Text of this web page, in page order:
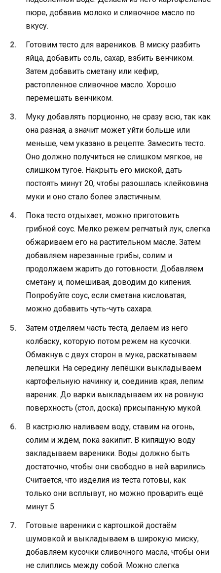
пюре, добавив молоко и сливочное масло по
вкусу.
Готовим тесто для вареников. В миску разбить
яйца, добавить соль, сахар, взбить венчиком.
Затем добавить сметану или кефир,
растопленное сливочное масло. Хорошо
перемешать венчиком.
Муку добавлять порционно, не сразу всю, так как
она разная, а значит может уйти больше или
меньше, чем указано в рецепте. Замесить тесто.
Оно должно получиться не слишком мягкое, не
слишком тугое. Накрыть его миской, дать
постоять минут 20, чтобы разошлась клейковина
муки и оно стало более эластичным.
Пока тесто отдыхает, можно приготовить
грибной соус. Мелко режем репчатый лук, слегка
обжариваем его на растительном масле. Затем
добавляем нарезанные грибы, солим и
продолжаем жарить до готовности. Добавляем
сметану и, помешивая, доводим до кипения.
Попробуйте соус, если сметана кисловатая,
можно добавить чуть-чуть сахара.
Затем отделяем часть теста, делаем из него
колбаску, которую потом режем на кусочки.
Обмакнув с двух сторон в муке, раскатываем
лепёшки. На середину лепёшки выкладываем
картофельную начинку и, соединив края, лепим
вареник. До варки выкладываем их на ровную
поверхность (стол, доска) присыпанную мукой.
В кастрюлю наливаем воду, ставим на огонь,
солим и ждём, пока закипит. В кипящую воду
закладываем вареники. Воды должно быть
достаточно, чтобы они свободно в ней варились.
Считается, что изделия из теста готовы, как
только они всплывут, но можно проварить ещё
минут 5.
Готовые вареники с картошкой достаём
шумовкой и выкладываем в широкую миску,
добавляем кусочки сливочного масла, чтобы они
не слиплись между собой. Можно слегка